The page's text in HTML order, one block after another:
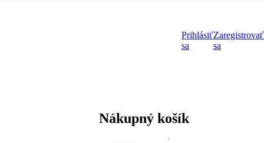
Prihlásiť
sa
Zaregistrovať
sa
Nákupný košík